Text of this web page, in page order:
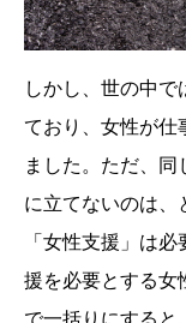
しかし、世の中で
ており、女性が仕
ました。ただ、
に立てないのは、
「女性支援」は
援を必要とする女
で一括りにすると